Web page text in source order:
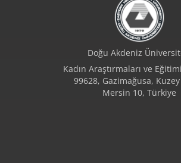
Doğu Akdeniz
Kadın Araştırmaları ve
99628, Gazimağusa, Kuzey
Mersin 10, Türkiye